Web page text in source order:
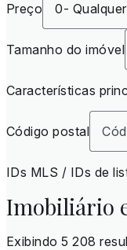
Preço 0- Qualquer
Tamanho do imóvel
Características
Código postal
IDs MLS / IDs de
Imobiliário
Exibindo 5 208